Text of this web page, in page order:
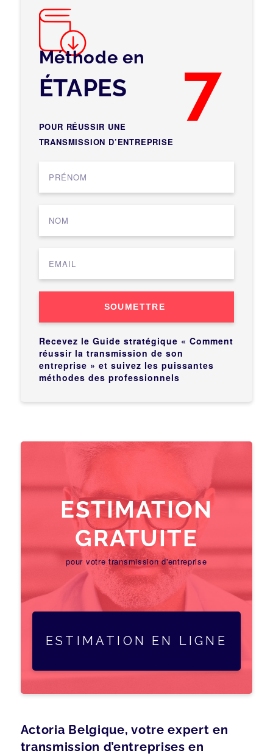
Méthode en 7
ÉTAPES
POUR RÉUSSIR UNE
TRANSMISSION D’ENTREPRISE
SOUMETTRE
Recevez le Guide stratégique « Comment
réussir la transmission de son
entreprise » et suivez les puissantes
méthodes des professionnels
ESTIMATION
GRATUITE
pour votre transmission d'entreprise
ESTIMATION EN LIGNE
Actoria Belgique, votre expert en
transmission d’entreprises en